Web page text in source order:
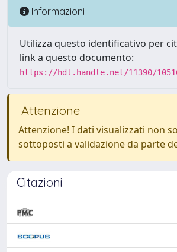
Informazioni
Utilizza questo identificativo per
link a questo documento:
https://hdl.handle.net/11390/
Attenzione
Attenzione! I dati visualizzati non
sottoposti a validazione da parte
Citazioni